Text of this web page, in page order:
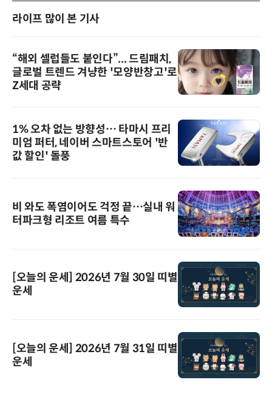
라이프 많이 본 기사
“해외 셀럽들도 붙인다”... 드림패치,
글로벌 트렌드 겨냥한 '모양반창고'로
Z세대 공략
1% 오차 없는 방향성… 타마시 프리
미엄 퍼터, 네이버 스마트스토어 '반
값 할인' 돌풍
비 와도 폭염이어도 걱정 끝…실내 워
터파크형 리조트 여름 특수
[오늘의 운세] 2026년 7월 30일 띠별
운세
[오늘의 운세] 2026년 7월 31일 띠별
운세